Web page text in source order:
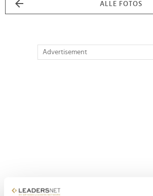
ALLE FOTOS
Advertisement